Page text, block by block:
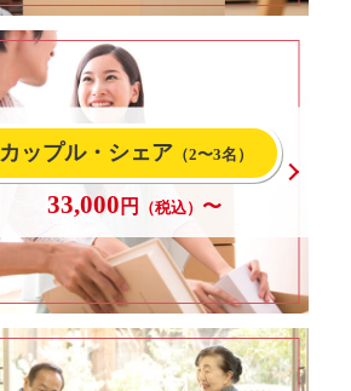
カップル・シェア （2〜3名）
33,000 円 （税込） 〜